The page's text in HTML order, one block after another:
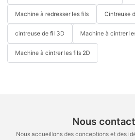
Machine à redresser les fils Cintreuse
cintreuse de fil 3D Machine à cintrer
Machine à cintrer les fils 2D
Nous
Nous accueillons des conceptions et des